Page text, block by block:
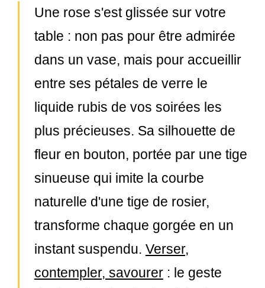
Une rose s'est glissée sur votre
table : non pas pour être admirée
dans un vase, mais pour accueillir
entre ses pétales de verre le
liquide rubis de vos soirées les
plus précieuses. Sa silhouette de
fleur en bouton, portée par une tige
sinueuse qui imite la courbe
naturelle d'une tige de rosier,
transforme chaque gorgée en un
instant suspendu. Verser,
contempler, savourer: le geste